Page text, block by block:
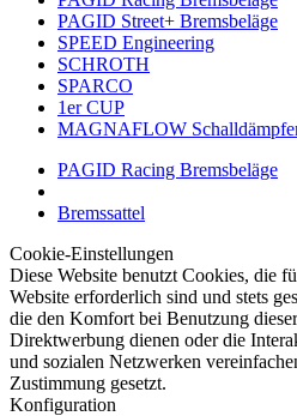
PAGID Street+ Bremsbeläge
SPEED Engineering
SCHROTH
SPARCO
1er CUP
MAGNAFLOW
PAGID Racing Bremsbeläge
Bremssattel
Cookie-Einstellungen
Diese Website benutzt Cookies, die
Website erforderlich sind und stets
die den Komfort bei Benutzung
Direktwerbung dienen oder die
und sozialen Netzwerken
Zustimmung gesetzt.
Konfiguration